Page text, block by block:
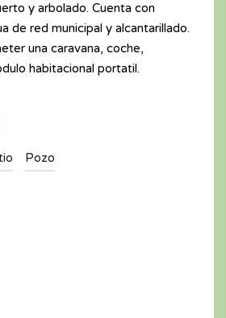
y arbolado. Cuenta con
de red municipal y alcantarillado.
una caravana, coche,
habitacional portatil.
Pozo